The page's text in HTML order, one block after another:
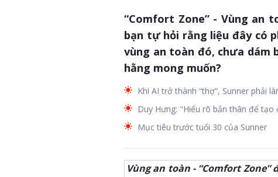
“Comfort Zone” - Vùng an
bạn tự hỏi rằng liệu đây có
vùng an toàn đó, chưa dám
hằng mong muốn?
Khi AI trở thành “thợ”, Sunner phải
Duy Hưng: "Hiểu rõ bản thân để
Mục tiêu trước tuổi 30 của Sunner
Vùng an toàn - “Comfort